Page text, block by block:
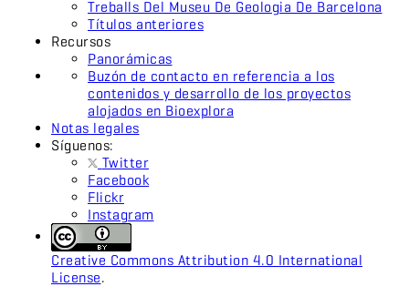
Treballs Del Museu De Geologia De Barcelona
Títulos anteriores
Recursos
Panorámicas
Buzón de contacto en referencia a los
contenidos y desarrollo de los proyectos
alojados en Bioexplora
Notas legales
Síguenos:
Twitter
Facebook
Flickr
Instagram
Creative Commons Attribution 4.0 International
License.